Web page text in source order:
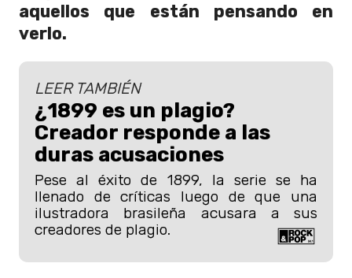
aquellos que están pensando en
verlo.
LEER TAMBIÉN
¿1899 es un plagio?
Creador responde a las
duras acusaciones
Pese al éxito de 1899, la serie se ha
llenado de críticas luego de que una
ilustradora brasileña acusara a sus
creadores de plagio.